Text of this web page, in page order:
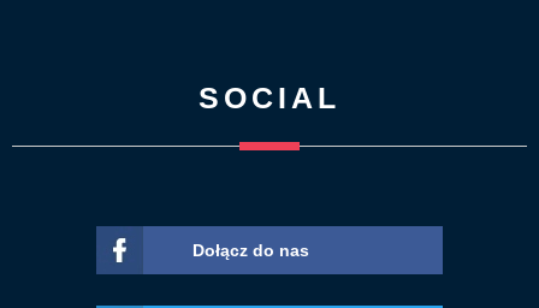
SOCIAL
Dołącz do nas